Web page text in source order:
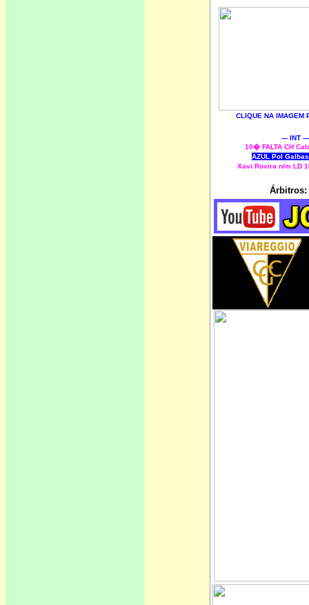
CLIQUE NA IMAGEM
--- INT ---
10� FALTA CH
AZUL Pol
Xavi Rovira n/m LD